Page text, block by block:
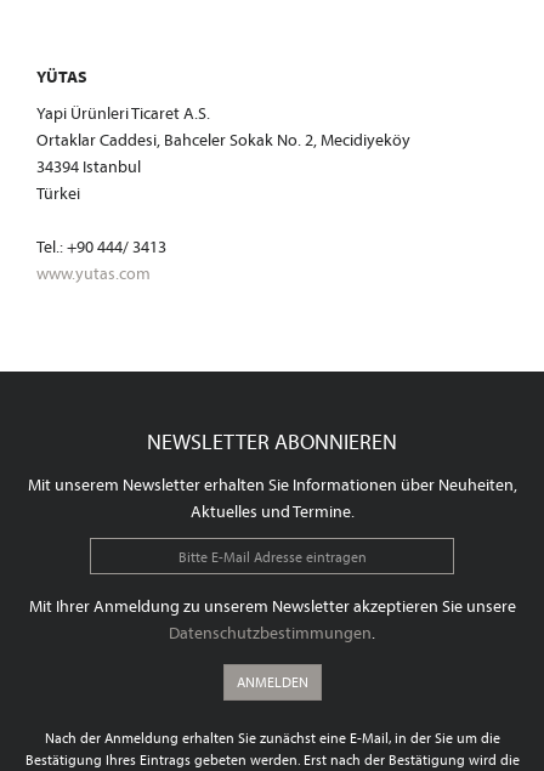
YÜTAS
Yapi Ürünleri Ticaret A.S.
Ortaklar Caddesi, Bahceler Sokak No. 2, Mecidiyeköy
34394 Istanbul
Türkei
Tel.: +90 444/ 3413
www.yutas.com
NEWSLETTER ABONNIEREN
Mit unserem Newsletter erhalten Sie Informationen über Neuheiten,
Aktuelles und Termine.
Mit Ihrer Anmeldung zu unserem Newsletter akzeptieren Sie unsere
Datenschutzbestimmungen.
ANMELDEN
Nach der Anmeldung erhalten Sie zunächst eine E-Mail, in der Sie um die
Bestätigung Ihres Eintrags gebeten werden. Erst nach der Bestätigung wird die